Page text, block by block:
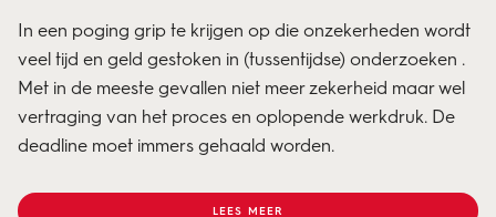
In een poging grip te krijgen op die onzekerheden wordt
veel tijd en geld gestoken in (tussentijdse) onderzoeken .
Met in de meeste gevallen niet meer zekerheid maar wel
vertraging van het proces en oplopende werkdruk. De
deadline moet immers gehaald worden.
LEES MEER